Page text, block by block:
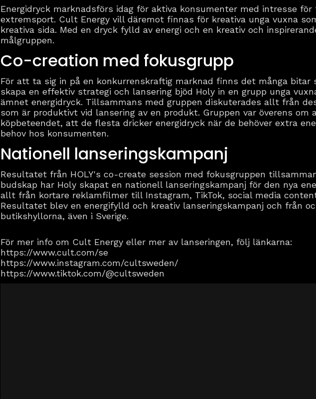
Energidryck marknadsförs idag för aktiva konsumenter med intresse
extremsport. Cult Energy vill däremot finnas för kreativa unga vuxna
kreativa sida. Med en dryck fylld av energi och en kreativ och
målgruppen.
Co-creation med fokusgrupp
För att ta sig in på en konkurrenskraftig marknad finns det många
skapa en effektiv strategi och lansering bjöd Holy in en grupp unga
ämnet energidryck. Tillsammans med gruppen diskuterades allt från
som är produktivt vid lansering av en produkt. Gruppen var överens
köpbeteendet, att de flesta dricker energidryck när de behöver extra
behov hos konsumenten.
Nationell lanseringskampanj
Resultatet från HOLY's co-create session med fokusgruppen
budskap har Holy skapat en nationell lanseringskampanj för den nya
allt från kortare reklamfilmer till Instagram, TikTok, social media
Resultatet blev en energifylld och kreativ lanseringskampanj och från
butikshyllorna, även i Sverige.
För mer info om Cult Energy eller mer av lanseringen, följ länkarna:
https://www.cult.com/se
https://www.instagram.com/cultsweden/
https://www.tiktok.com/@cultsweden